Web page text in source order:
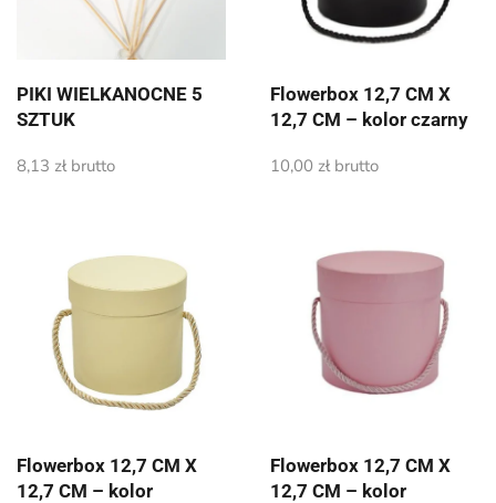
PIKI WIELKANOCNE 5
SZTUK
8,13 złbrutto
Flowerbox 12,7 CM X
12,7 CM – kolor czarny
10,00 złbrutto
Flowerbox 12,7 CM X
12,7 CM – kolor
Flowerbox 12,7 CM X
12,7 CM – kolor